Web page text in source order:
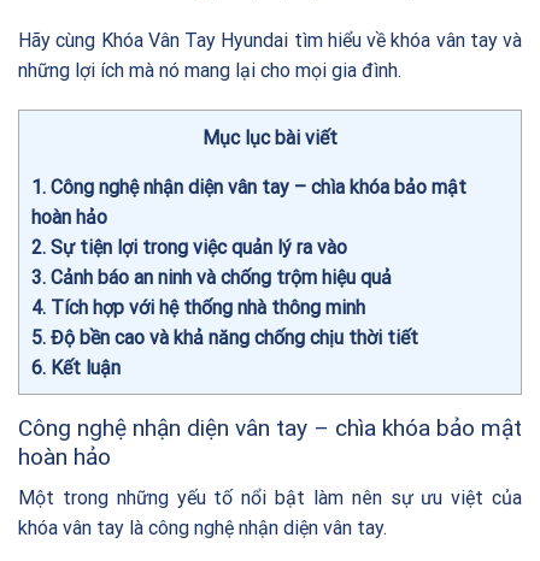
Hãy cùng Khóa Vân Tay Hyundai tìm hiểu về khóa vân tay và
những lợi ích mà nó mang lại cho mọi gia đình.
Mục lục bài viết
1 Công nghệ nhận diện vân tay – chìa khóa bảo mật
hoàn hảo
2 Sự tiện lợi trong việc quản lý ra vào
3 Cảnh báo an ninh và chống trộm hiệu quả
4 Tích hợp với hệ thống nhà thông minh
5 Độ bền cao và khả năng chống chịu thời tiết
6 Kết luận
Công nghệ nhận diện vân tay – chìa khóa bảo mật
hoàn hảo
Một trong những yếu tố nổi bật làm nên sự ưu việt của
khóa vân tay là công nghệ nhận diện vân tay.